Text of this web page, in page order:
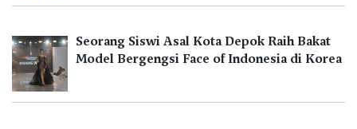
Seorang Siswi Asal Kota Depok Raih Bakat
Model Bergengsi Face of Indonesia di Korea